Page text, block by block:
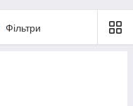
Фільтри